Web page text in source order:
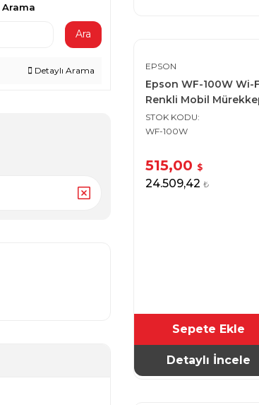
Arama
Ara
Detaylı Arama EPSON
Epson WF-100W Wi-
Renkli Mobil
Püskürtmeli Yazıcı
STOK KODU
WF-100W
515,00 $
24.509,42 ₺
Sepete Ekle
Detaylı İncele